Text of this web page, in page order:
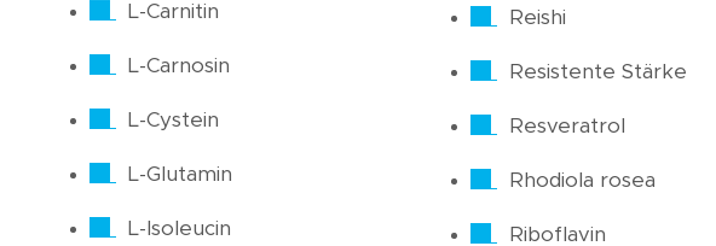
L-Carnitin
L-Carnosin
L-Cystein
L-Glutamin
L-Isoleucin
Reishi
Resistente Stärke
Resveratrol
Rhodiola rosea
Riboflavin